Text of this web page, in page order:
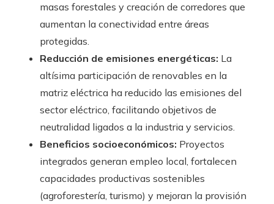
masas forestales y creación de corredores que
aumentan la conectividad entre áreas
protegidas.
Reducción de emisiones energéticas: La
altísima participación de renovables en la
matriz eléctrica ha reducido las emisiones del
sector eléctrico, facilitando objetivos de
neutralidad ligados a la industria y servicios.
Beneficios socioeconómicos: Proyectos
integrados generan empleo local, fortalecen
capacidades productivas sostenibles
(agroforestería, turismo) y mejoran la provisión